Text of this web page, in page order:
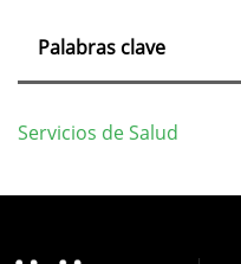
Palabras clave
Servicios de Salud
Detalles